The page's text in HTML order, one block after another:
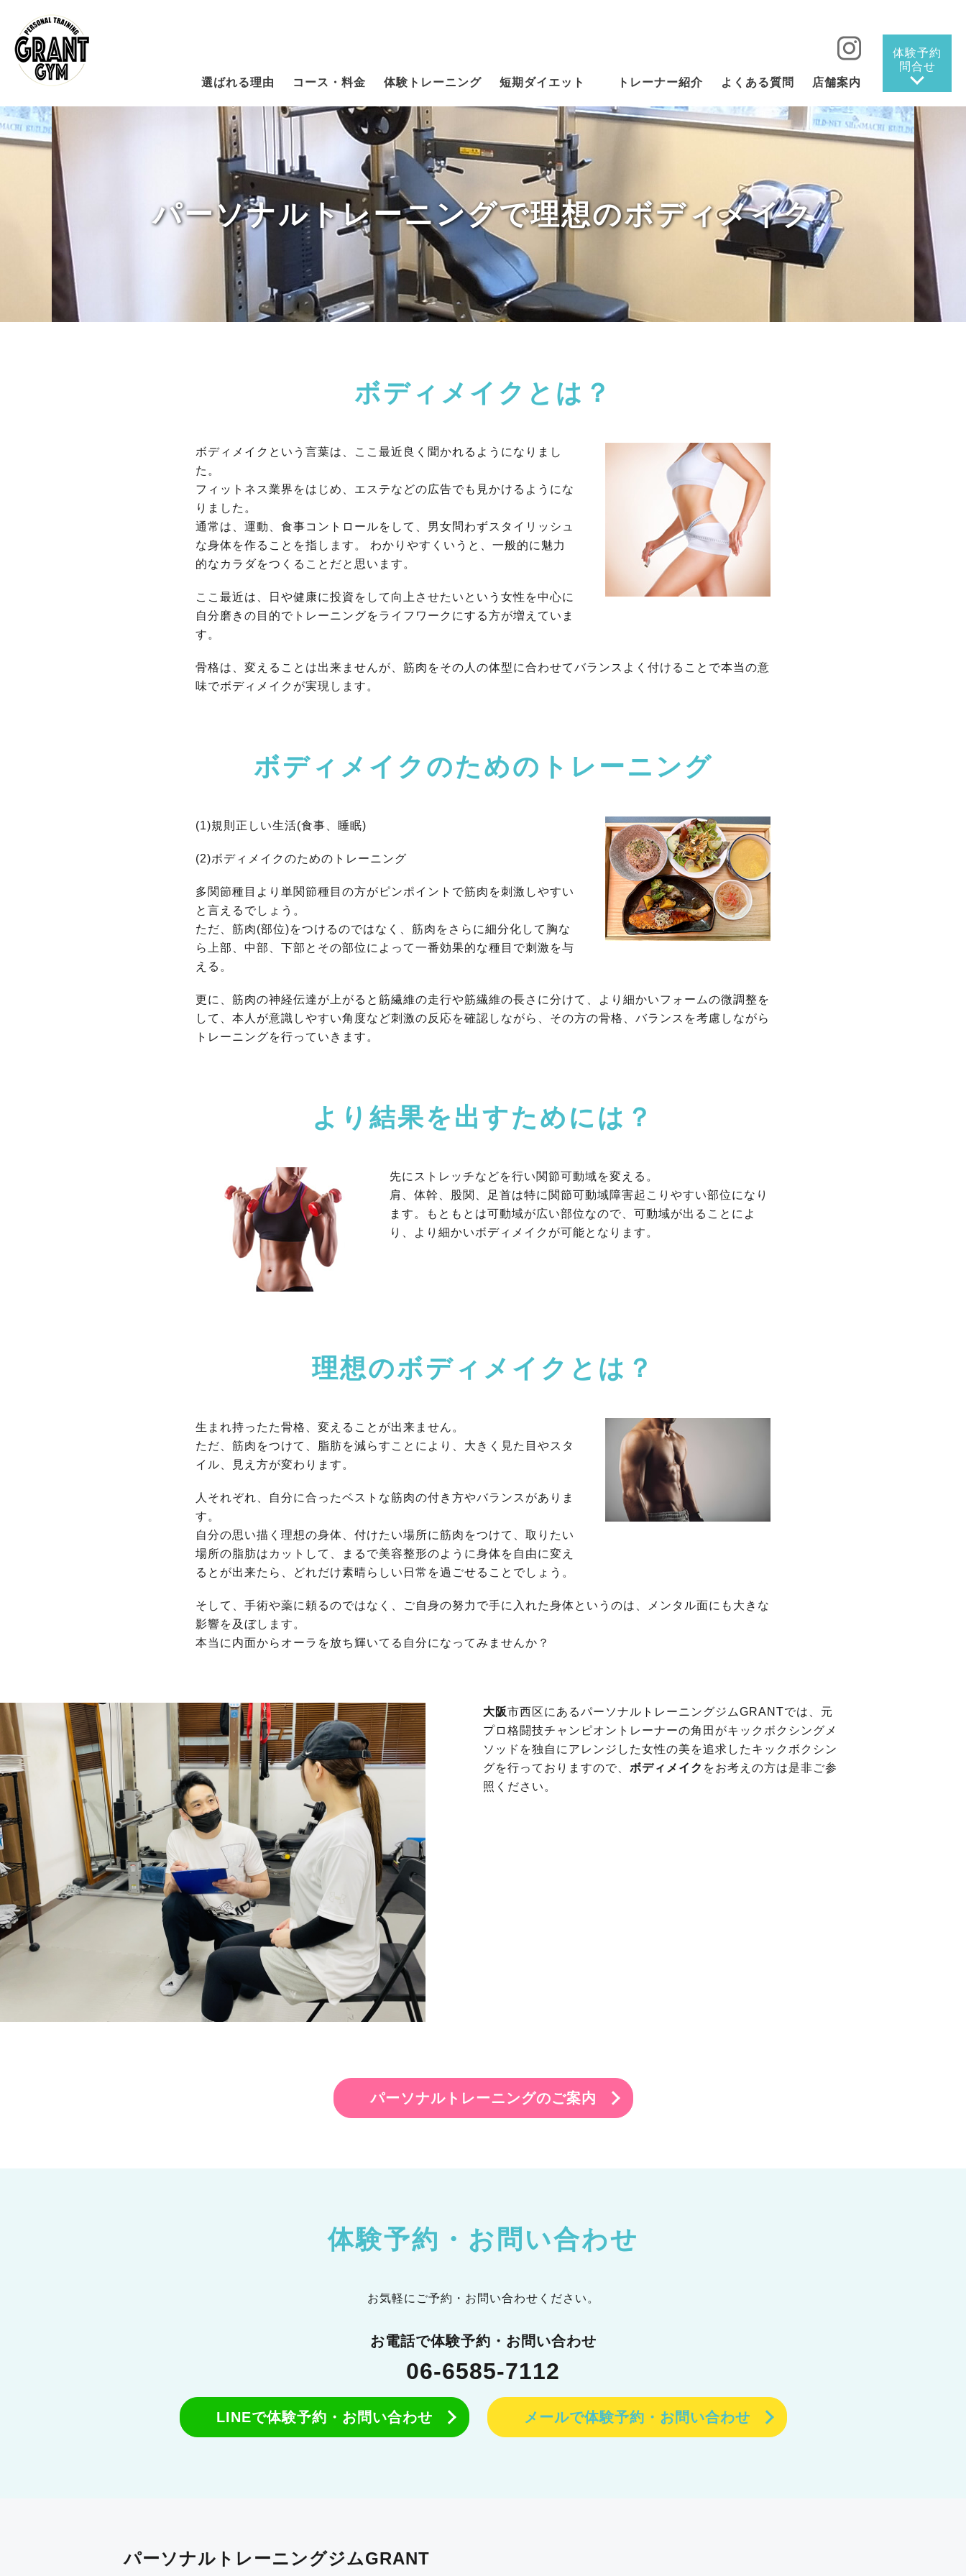
選ばれる理由 コース・料金 体験トレーニング 短期ダイエット トレーナー紹介 よくある質問 店舗案内
体験予約
問合せ
パーソナルトレーニングで理想のボディメイク
ボディメイクとは？
ボディメイクという言葉は、ここ最近良く聞かれるようになりまし
た。
フィットネス業界をはじめ、エステなどの広告でも見かけるようにな
りました。
通常は、運動、食事コントロールをして、男女問わずスタイリッシュ
な身体を作ることを指します。 わかりやすくいうと、一般的に魅力
的なカラダをつくることだと思います。
ここ最近は、日や健康に投資をして向上させたいという女性を中心に
自分磨きの目的でトレーニングをライフワークにする方が増えていま
す。
骨格は、変えることは出来ませんが、筋肉をその人の体型に合わせてバランスよく付けることで本当の意
味でボディメイクが実現します。
ボディメイクのためのトレーニング
(1)規則正しい生活(食事、睡眠)
(2)ボディメイクのためのトレーニング
多関節種目より単関節種目の方がピンポイントで筋肉を刺激しやすい
と言えるでしょう。
ただ、筋肉(部位)をつけるのではなく、筋肉をさらに細分化して胸な
ら上部、中部、下部とその部位によって一番効果的な種目で刺激を与
える。
更に、筋肉の神経伝達が上がると筋繊維の走行や筋繊維の長さに分けて、より細かいフォームの微調整を
して、本人が意識しやすい角度など刺激の反応を確認しながら、その方の骨格、バランスを考慮しながら
トレーニングを行っていきます。
より結果を出すためには？
先にストレッチなどを行い関節可動域を変える。
肩、体幹、股関、足首は特に関節可動域障害起こりやすい部位になり
ます。もともとは可動域が広い部位なので、可動域が出ることによ
り、より細かいボディメイクが可能となります。
理想のボディメイクとは？
生まれ持ったた骨格、変えることが出来ません。
ただ、筋肉をつけて、脂肪を減らすことにより、大きく見た目やスタ
イル、見え方が変わります。
人それぞれ、自分に合ったベストな筋肉の付き方やバランスがありま
す。
自分の思い描く理想の身体、付けたい場所に筋肉をつけて、取りたい
場所の脂肪はカットして、まるで美容整形のように身体を自由に変え
るとが出来たら、どれだけ素晴らしい日常を過ごせることでしょう。
そして、手術や薬に頼るのではなく、ご自身の努力で手に入れた身体というのは、メンタル面にも大きな
影響を及ぼします。
本当に内面からオーラを放ち輝いてる自分になってみませんか？
大阪市西区にあるパーソナルトレーニングジムGRANTでは、元
プロ格闘技チャンピオントレーナーの角田がキックボクシングメ
ソッドを独自にアレンジした女性の美を追求したキックボクシン
グを行っておりますので、 ボディメイク をお考えの方は是非ご参
照ください。
パーソナルトレーニングのご案内
体験予約・お問い合わせ
お気軽にご予約・お問い合わせください。
お電話で体験予約・お問い合わせ
06-6585-7112
LINEで体験予約・お問い合わせ メールで体験予約・お問い合わせ
パーソナルトレーニングジムGRANT